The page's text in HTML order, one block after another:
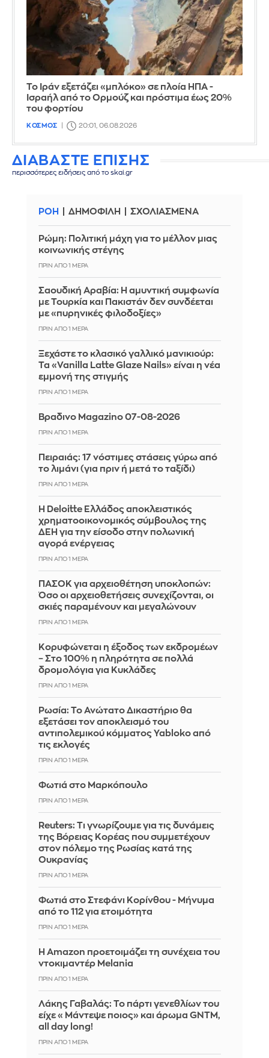
Το Ιράν εξετάζει «μπλόκο» σε πλοία ΗΠΑ -
Ισραήλ από το Ορμούζ και πρόστιμα έως 20%
του φορτίου
ΚΟΣΜΟΣ 20:01, 06.08.2026
ΔΙΑΒΑΣΤΕ ΕΠΙΣΗΣ
περισσότερες ειδήσεις από το skai.gr
ΡΟΗ ΔΗΜΟΦΙΛΗ ΣΧΟΛΙΑΣΜΕΝΑ
Ρώμη: Πολιτική μάχη για το μέλλον μιας
κοινωνικής στέγης
ΠΡΙΝ ΑΠΌ 1 ΜΈΡΑ
Σαουδική Αραβία: Η αμυντική συμφωνία
με Τουρκία και Πακιστάν δεν συνδέεται
με «πυρηνικές φιλοδοξίες»
ΠΡΙΝ ΑΠΌ 1 ΜΈΡΑ
Ξεχάστε το κλασικό γαλλικό μανικιούρ:
Τα «Vanilla Latte Glaze Nails» είναι η νέα
εμμονή της στιγμής
ΠΡΙΝ ΑΠΌ 1 ΜΈΡΑ
Βραδινο Magazino 07-08-2026
ΠΡΙΝ ΑΠΌ 1 ΜΈΡΑ
Πειραιάς: 17 νόστιμες στάσεις γύρω από
το λιμάνι (για πριν ή μετά το ταξίδι)
ΠΡΙΝ ΑΠΌ 1 ΜΈΡΑ
Η Deloitte Ελλάδος αποκλειστικός
χρηματοοικονομικός σύμβουλος της
ΔΕΗ για την είσοδο στην πολωνική
αγορά ενέργειας
ΠΡΙΝ ΑΠΌ 1 ΜΈΡΑ
ΠΑΣΟΚ για αρχειοθέτηση υποκλοπών:
Όσο οι αρχειοθετήσεις συνεχίζονται, οι
σκιές παραμένουν και μεγαλώνουν
ΠΡΙΝ ΑΠΌ 1 ΜΈΡΑ
Κορυφώνεται η έξοδος των εκδρομέων
– Στο 100% η πληρότητα σε πολλά
δρομολόγια για Κυκλάδες
ΠΡΙΝ ΑΠΌ 1 ΜΈΡΑ
Ρωσία: Το Ανώτατο Δικαστήριο θα
εξετάσει τον αποκλεισμό του
αντιπολεμικού κόμματος Yabloko από
τις εκλογές
ΠΡΙΝ ΑΠΌ 1 ΜΈΡΑ
Φωτιά στο Μαρκόπουλο
ΠΡΙΝ ΑΠΌ 1 ΜΈΡΑ
Reuters: Τι γνωρίζουμε για τις δυνάμεις
της Βόρειας Κορέας που συμμετέχουν
στον πόλεμο της Ρωσίας κατά της
Ουκρανίας
ΠΡΙΝ ΑΠΌ 1 ΜΈΡΑ
Φωτιά στο Στεφάνι Κορίνθου - Μήνυμα
από το 112 για ετοιμότητα
ΠΡΙΝ ΑΠΌ 1 ΜΈΡΑ
Η Amazon προετοιμάζει τη συνέχεια του
ντοκιμαντέρ Melania
ΠΡΙΝ ΑΠΌ 1 ΜΈΡΑ
Λάκης Γαβαλάς: Το πάρτι γενεθλίων του
είχε «Μάντεψε ποιος» και άρωμα GNTM,
all day long!
ΠΡΙΝ ΑΠΌ 1 ΜΈΡΑ